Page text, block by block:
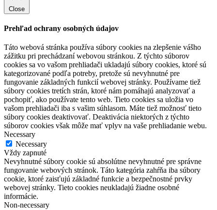
Close
Prehľad ochrany osobných údajov
Táto webová stránka používa súbory cookies na zlepšenie vášho
zážitku pri prechádzaní webovou stránkou. Z týchto súborov
cookies sa vo vašom prehliadači ukladajú súbory cookies, ktoré sú
kategorizované podľa potreby, pretože sú nevyhnutné pre
fungovanie základných funkcií webovej stránky. Používame tiež
súbory cookies tretích strán, ktoré nám pomáhajú analyzovať a
pochopiť, ako používate tento web. Tieto cookies sa uložia vo
vašom prehliadači iba s vašim súhlasom. Máte tiež možnosť tieto
súbory cookies deaktivovať. Deaktivácia niektorých z týchto
súborov cookies však môže mať vplyv na vaše prehliadanie webu.
Necessary
Necessary
Vždy zapnuté
Nevyhnutné súbory cookie sú absolútne nevyhnutné pre správne
fungovanie webových stránok. Táto kategória zahŕňa iba súbory
cookie, ktoré zaisťujú základné funkcie a bezpečnostné prvky
webovej stránky. Tieto cookies neukladajú žiadne osobné
informácie.
Non-necessary